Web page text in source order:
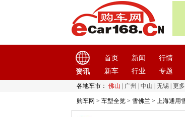
资讯
首页 新闻 行情
新车
行业 专题
各地车市： 佛山 广州 中山 无锡 更
购车网 > 车型全览 > 雪佛兰 > 上海通用